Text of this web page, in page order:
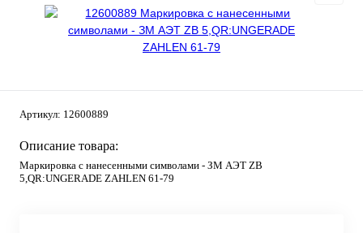
Артикул: 12600889
Описание товара:
Маркировка с нанесенными символами - ЗМ АЭТ ZB
5,QR:UNGERADE ZAHLEN 61-79